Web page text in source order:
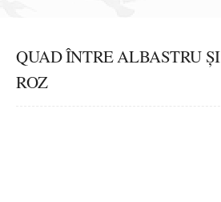
QUAD ÎNTRE ALBASTRU ȘI
ROZ